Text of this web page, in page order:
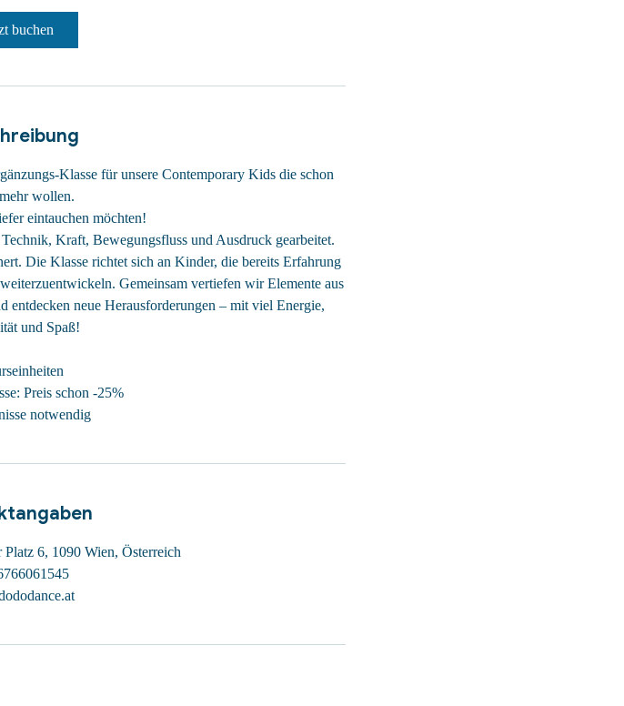
buchen
Klasse für unsere Contemporary Kids die schon
wollen.
eintauchen möchten!
Kraft, Bewegungsfluss und Ausdruck gearbeitet.
Die Klasse richtet sich an Kinder, die bereits Erfahrung
Gemeinsam vertiefen wir Elemente aus
entdecken neue Herausforderungen – mit viel Energie,
und Spaß!
Preis schon -25%
notwendig
6, 1090 Wien, Österreich